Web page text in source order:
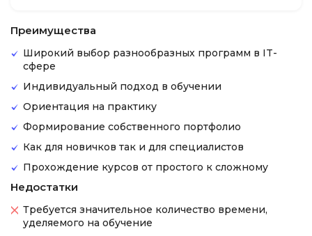
Преимущества
Широкий выбор разнообразных программ в IT-
сфере
Индивидуальный подход в обучении
Ориентация на практику
Формирование собственного портфолио
Как для новичков так и для специалистов
Прохождение курсов от простого к сложному
Недостатки
Требуется значительное количество времени,
уделяемого на обучение